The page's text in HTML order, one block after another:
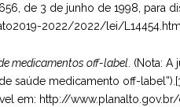
de 3 de junho de 1998,
2022/2022/lei/L14454.htm
medicamentos off-label. (Nota: A
medicamento off-
em: http://